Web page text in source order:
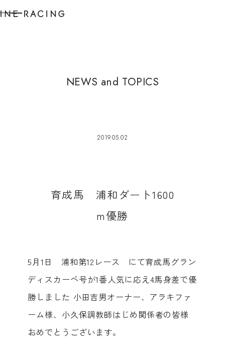
NEWS and TOPICS
2019.05.02
育成馬 浦和 ダー ト1600
m優勝
5月1日 浦和第12レース にて育成馬グラン
ディスカーペ号が1番人気に応え4馬身差で優
勝しました 小田吉男オーナー、アラキファ
ーム様、小久保調教師はじめ関係者の皆様
おめでとうございます。